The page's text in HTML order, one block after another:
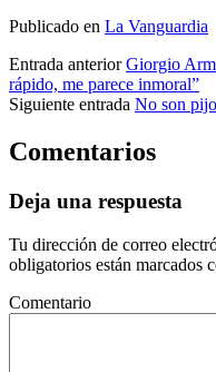
Publicado en La Vanguardia
Entrada anterior Giorgio
rápido, me parece inmoral”
Siguiente entrada No son
Comentarios
Deja una respuesta
Tu dirección de correo
obligatorios están marcados
Comentario